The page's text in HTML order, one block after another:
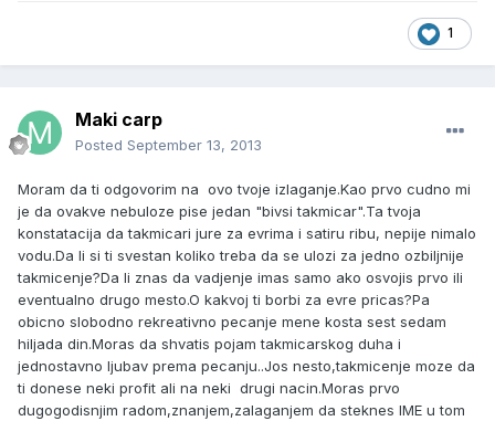
1
Maki carp
Posted September 13, 2013
Moram da ti odgovorim na ovo tvoje izlaganje.Kao prvo cudno mi
je da ovakve nebuloze pise jedan "bivsi takmicar".Ta tvoja
konstatacija da takmicari jure za evrima i satiru ribu, nepije nimalo
vodu.Da li si ti svestan koliko treba da se ulozi za jedno ozbiljnije
takmicenje?Da li znas da vadjenje imas samo ako osvojis prvo ili
eventualno drugo mesto.O kakvoj ti borbi za evre pricas?Pa
obicno slobodno rekreativno pecanje mene kosta sest sedam
hiljada din.Moras da shvatis pojam takmicarskog duha i
jednostavno ljubav prema pecanju..Jos nesto,takmicenje moze da
ti donese neki profit ali na neki drugi nacin.Moras prvo
dugogodisnjim radom,znanjem,zalaganjem da steknes IME u tom